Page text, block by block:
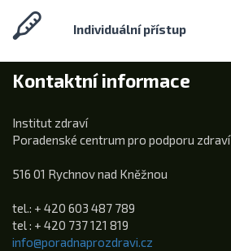
Individuální přístup
Kontaktní informace
Institut zdraví
Poradenské centrum pro podporu zdraví
516 01 Rychnov nad Kněžnou
tel.: + 420 603 487 789
tel : + 420 737 121 819
info@poradnaprozdravi.cz